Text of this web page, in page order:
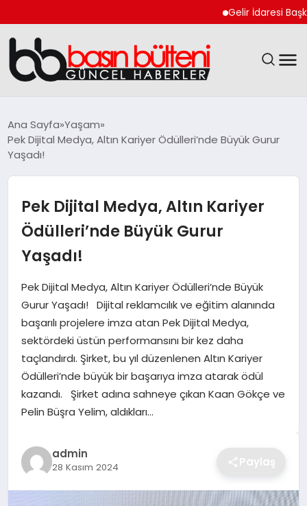
Gelir İdaresi Başkanlığı
GÜNCEL
MAGAZIN
SAĞLIK
SPOR
TEKNOLOJI
YAŞAM
GÜNDEM
Ana Sayfa Yaşam
Pek Dijital Medya, Altın Kariyer Ödülleri’nde Büyük Gurur
Yaşadı!
Pek Dijital Medya, Altın Kariyer
Ödülleri’nde Büyük Gurur
Yaşadı!
Pek Dijital Medya, Altın Kariyer Ödülleri’nde Büyük
Gurur Yaşadı! Dijital reklamcılık ve eğitim alanında
başarılı projelere imza atan Pek Dijital Medya,
sektördeki üstün performansını bir kez daha
taçlandırdı. Şirket, bu yıl düzenlenen Altın Kariyer
Ödülleri’nde büyük bir başarıya imza atarak ödül
kazandı. Şirket adına sahneye çıkan Kaan Gökçe ve
Pelin Büşra Yelim, aldıkları…
admin
28 Kasım 2024 Paylaş